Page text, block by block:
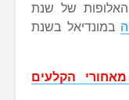
של שנת
במונדיאל בשנת
הקלעים